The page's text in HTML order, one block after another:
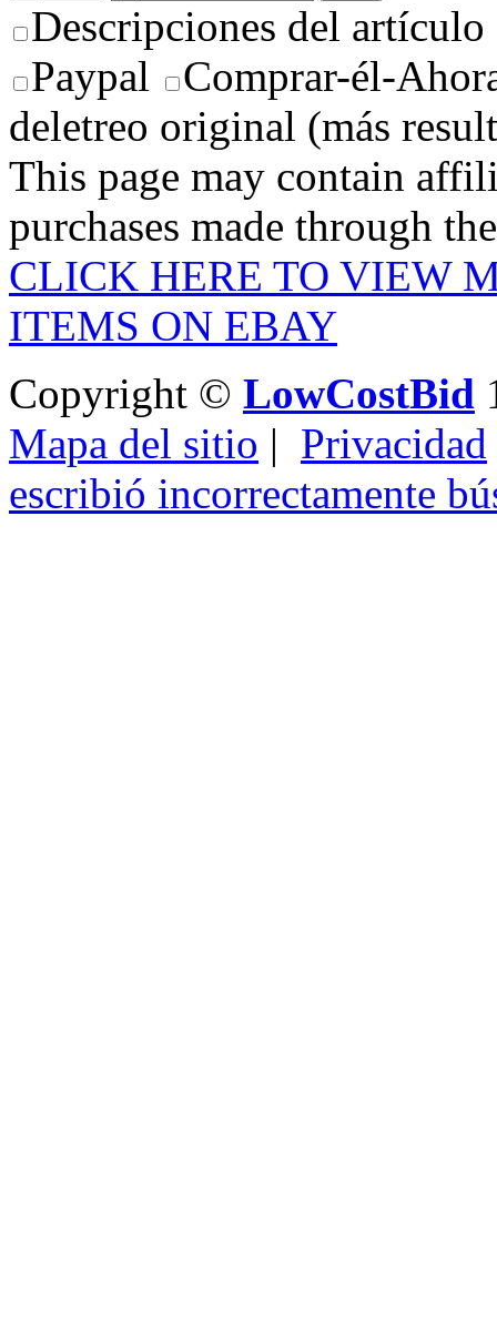
Descripciones del artículo
Paypal
Comprar-él-
deletreo original (más
This page may contain
purchases made through
CLICK HERE TO VIEW
ITEMS ON EBAY
Copyright © LowCostBid
Mapa del sitio | Privacidad
escribió incorrectamente